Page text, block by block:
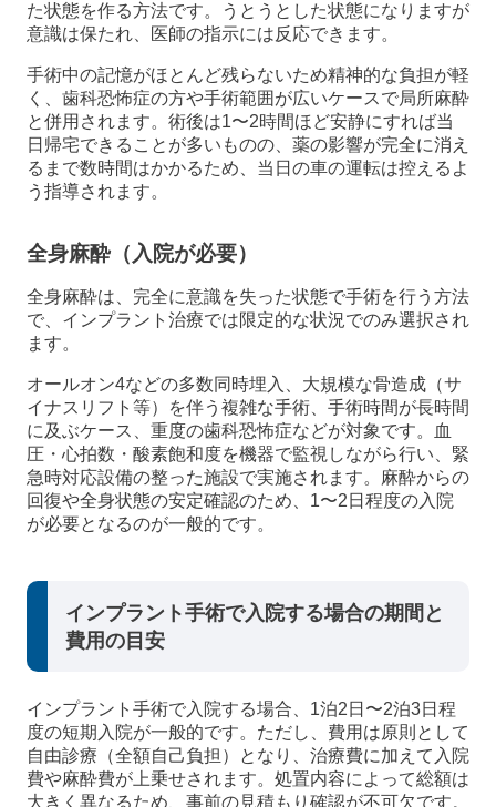
た状態を作る方法です。うとうとした状態になりますが
意識は保たれ、医師の指示には反応できます。
手術中の記憶がほとんど残らないため精神的な負担が軽
く、歯科恐怖症の方や手術範囲が広いケースで局所麻酔
と併用されます。術後は1〜2時間ほど安静にすれば当
日帰宅できることが多いものの、薬の影響が完全に消え
るまで数時間はかかるため、当日の車の運転は控えるよ
う指導されます。
全身麻酔（入院が必要）
全身麻酔は、完全に意識を失った状態で手術を行う方法
で、インプラント治療では限定的な状況でのみ選択され
ます。
オールオン4などの多数同時埋入、大規模な骨造成（サ
イナスリフト等）を伴う複雑な手術、手術時間が長時間
に及ぶケース、重度の歯科恐怖症などが対象です。血
圧・心拍数・酸素飽和度を機器で監視しながら行い、緊
急時対応設備の整った施設で実施されます。麻酔からの
回復や全身状態の安定確認のため、1〜2日程度の入院
が必要となるのが一般的です。
インプラント手術で入院する場合の期間と
費用の目安
インプラント手術で入院する場合、1泊2日〜2泊3日程
度の短期入院が一般的です。ただし、費用は原則として
自由診療（全額自己負担）となり、治療費に加えて入院
費や麻酔費が上乗せされます。処置内容によって総額は
大きく異なるため、事前の見積もり確認が不可欠です。